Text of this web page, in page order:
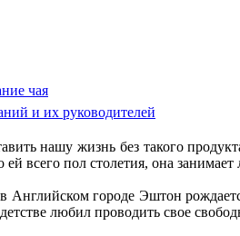
чая
и их руководителей
нашу жизнь без такого
ей всего пол столетия, она
Английском городе Эштон
любил проводить свое